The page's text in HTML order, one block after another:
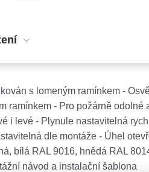
s lomeným ramínkem -
ramínkem - Pro požárně odolné
i levé - Plynule nastavitelná
dle montáže - Úhel
bílá RAL 9016, hnědá RAL
návod a instalační šablona